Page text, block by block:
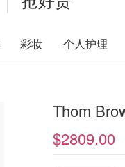
彩妆 个人护理
Thom
$2809.00